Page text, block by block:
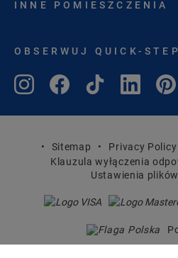
INNE POMIESZCZENIA
OBSERWUJ QUICK-STEP
Sitemap Privacy Policy
Klauzula wyłączenia
Ustawienia